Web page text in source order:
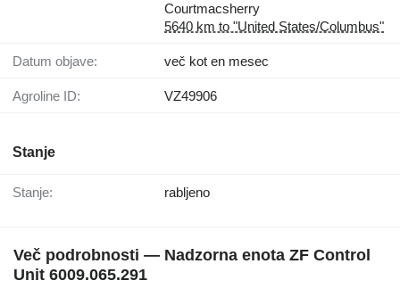
Courtmacsherry
5640 km to "United States/Columbus"
Datum objave: več kot en mesec
Agroline ID: VZ49906
Stanje
Stanje: rabljeno
Več podrobnosti — Nadzorna enota ZF Control
Unit 6009.065.291